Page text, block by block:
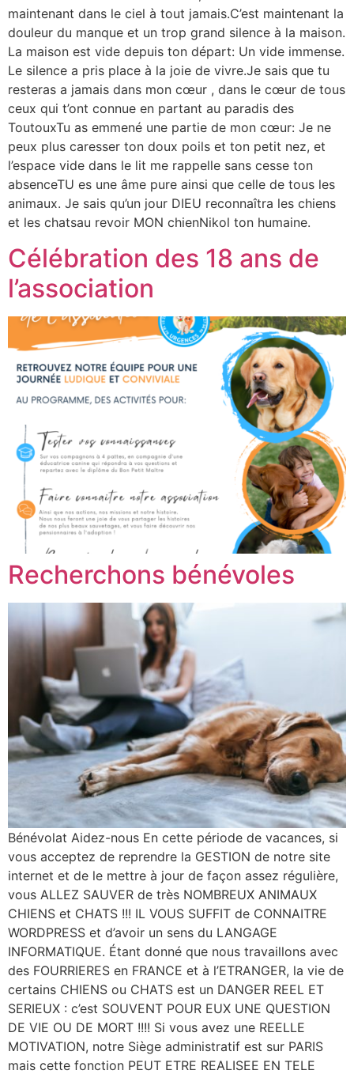
maintenant dans le ciel à tout jamais.C’est maintenant la
douleur du manque et un trop grand silence à la maison.
La maison est vide depuis ton départ: Un vide immense.
Le silence a pris place à la joie de vivre.Je sais que tu
resteras a jamais dans mon cœur , dans le cœur de tous
ceux qui t’ont connue en partant au paradis des
ToutouxTu as emmené une partie de mon cœur: Je ne
peux plus caresser ton doux poils et ton petit nez, et
l’espace vide dans le lit me rappelle sans cesse ton
absenceTU es une âme pure ainsi que celle de tous les
animaux. Je sais qu’un jour DIEU reconnaîtra les chiens
et les chatsau revoir MON chienNikol ton humaine.
Célébration des 18 ans de
l’association
Recherchons bénévoles
Bénévolat Aidez-nous En cette période de vacances, si
vous acceptez de reprendre la GESTION de notre site
internet et de le mettre à jour de façon assez régulière,
vous ALLEZ SAUVER de très NOMBREUX ANIMAUX
CHIENS et CHATS !!! IL VOUS SUFFIT de CONNAITRE
WORDPRESS et d’avoir un sens du LANGAGE
INFORMATIQUE. Étant donné que nous travaillons avec
des FOURRIERES en FRANCE et à l’ETRANGER, la vie de
certains CHIENS ou CHATS est un DANGER REEL ET
SERIEUX : c’est SOUVENT POUR EUX UNE QUESTION
DE VIE OU DE MORT !!!! Si vous avez une REELLE
MOTIVATION, notre Siège administratif est sur PARIS
mais cette fonction PEUT ETRE REALISEE EN TELE